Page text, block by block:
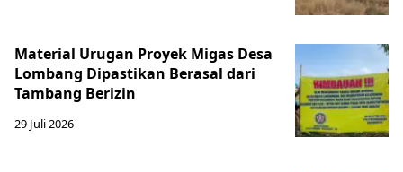
Material Urugan Proyek Migas Desa
Lombang Dipastikan Berasal dari
Tambang Berizin
29 Juli 2026